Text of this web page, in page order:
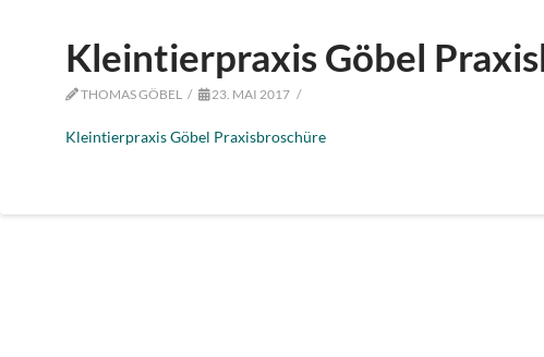
Kleintierpraxis Göbel
THOMAS GÖBEL 23. MAI 2017
Kleintierpraxis Göbel Praxisbroschüre